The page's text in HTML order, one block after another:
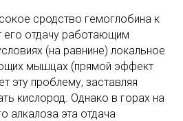
сродство гемоглобина к
его отдачу работающим
(на равнине) локальное
мышцах (прямой эффект
эту проблему, заставляя
кислород. Однако в горах на
алкалоза эта отдача